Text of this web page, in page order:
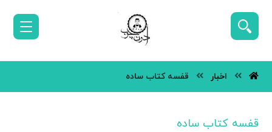
اخبار قفسه کتاب ساده
قفسه کتاب ساده